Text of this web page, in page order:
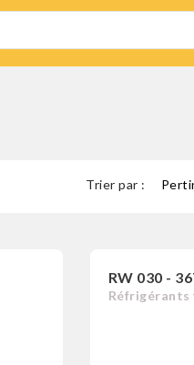
Trier par :
RW 030 -
Réfrigérants